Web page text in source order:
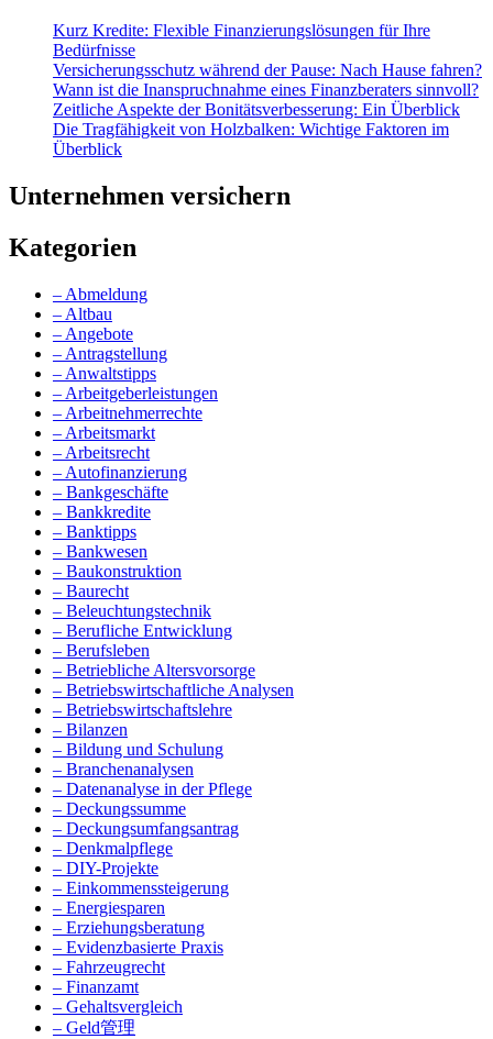
Kurz Kredite: Flexible Finanzierungslösungen für Ihre
Bedürfnisse
Versicherungsschutz während der Pause: Nach Hause fahren?
Wann ist die Inanspruchnahme eines Finanzberaters sinnvoll?
Zeitliche Aspekte der Bonitätsverbesserung: Ein Überblick
Die Tragfähigkeit von Holzbalken: Wichtige Faktoren im
Überblick
Unternehmen versichern
Kategorien
– Abmeldung
– Altbau
– Angebote
– Antragstellung
– Anwaltstipps
– Arbeitgeberleistungen
– Arbeitnehmerrechte
– Arbeitsmarkt
– Arbeitsrecht
– Autofinanzierung
– Bankgeschäfte
– Bankkredite
– Banktipps
– Bankwesen
– Baukonstruktion
– Baurecht
– Beleuchtungstechnik
– Berufliche Entwicklung
– Berufsleben
– Betriebliche Altersvorsorge
– Betriebswirtschaftliche Analysen
– Betriebswirtschaftslehre
– Bilanzen
– Bildung und Schulung
– Branchenanalysen
– Datenanalyse in der Pflege
– Deckungssumme
– Deckungsumfangsantrag
– Denkmalpflege
– DIY-Projekte
– Einkommenssteigerung
– Energiesparen
– Erziehungsberatung
– Evidenzbasierte Praxis
– Fahrzeugrecht
– Finanzamt
– Gehaltsvergleich
– Geld管理